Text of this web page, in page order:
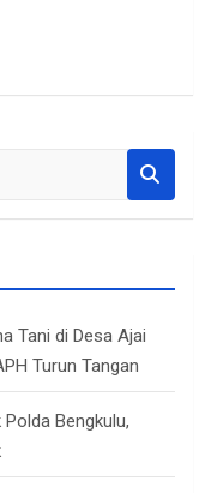
Tani di Desa Ajai
Turun Tangan
Bengkulu,